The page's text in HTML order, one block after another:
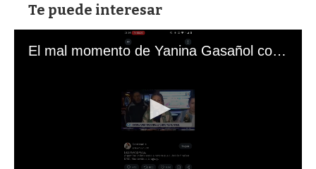
Te puede interesar
El mal momento de Yanina Gasañol con un hincha argentino en "Subrayado"